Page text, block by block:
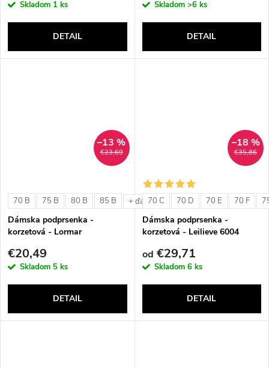
Skladom 1 ks
DETAIL
Skladom >6 ks
DETAIL
€23,69
–13 %
70 B 75 B 80 B 85 B + ďalšie
Dámska podprsenka -
korzetová - Lormar
€20,49
Skladom 5 ks
DETAIL
€35,86
–18 %
70 C 70 D 70 E 70 F
Dámska podprsenka -
korzetová - Leilieve 6004
od €29,71
Skladom 6 ks
DETAIL